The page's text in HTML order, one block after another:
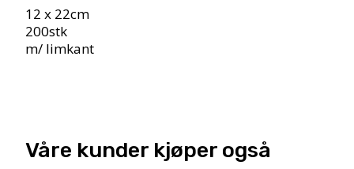
12 x 22cm
200stk
m/ limkant
Våre kunder kjøper også